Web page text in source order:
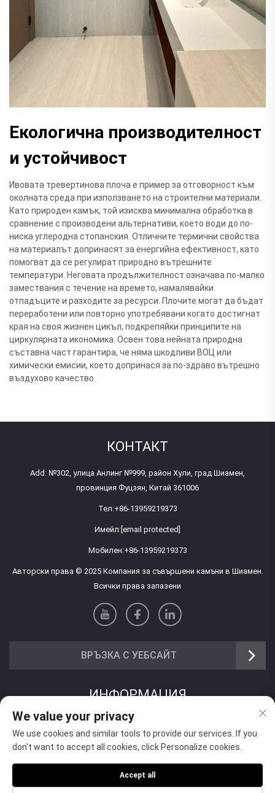
Екологична производителност
и устойчивост
Ивовата тревертинова плоча е пример за отговорност към
околната среда при използването на строителни материали.
Като природен камък, той изисква минимална обработка в
сравнение с производени альтернативи, което води до по-
ниска углеродна стопанския. Отличните термични свойства
на материалът допринасят за енергийна ефективност, като
помогват да се регулират природно вътрешните
температури. Неговата продължителност означава по-малко
замествания с течение на времето, намалявайки
отпадъците и разходите за ресурси. Плочите могат да бъдат
переработени или повторно употребявани когато достигнат
края на своя жизнен цикъл, подкрепяйки принципите на
циркулярната икономика. Освен това нейната природна
съставна част гарантира, че няма шкодливи ВОЦ или
химически емисии, което допринася за по-здраво вътрешно
въздухово качество.
КОНТАКТ
Add: №302, улица Анлинг №999, район Хули, град Шиамен,
провинция Фуцзян, Китай 361006
Тел:+86-13959219373
Имейл: [email protected]
Мобилен:+86-13959219373
Авторски права © 2025 Компания за съвършени камъни в Шиамен.
Всички права запазени
ВРЪЗКА С УЕБСАЙТ
ИНФОРМАЦИЯ
Запишете се, за да получавате нашия седмичен бюлетин
Изпрати
We value your privacy
We use cookies and similar tools to provide our services. If you
don't want to accept all cookies, click Personalize cookies.
Accept all